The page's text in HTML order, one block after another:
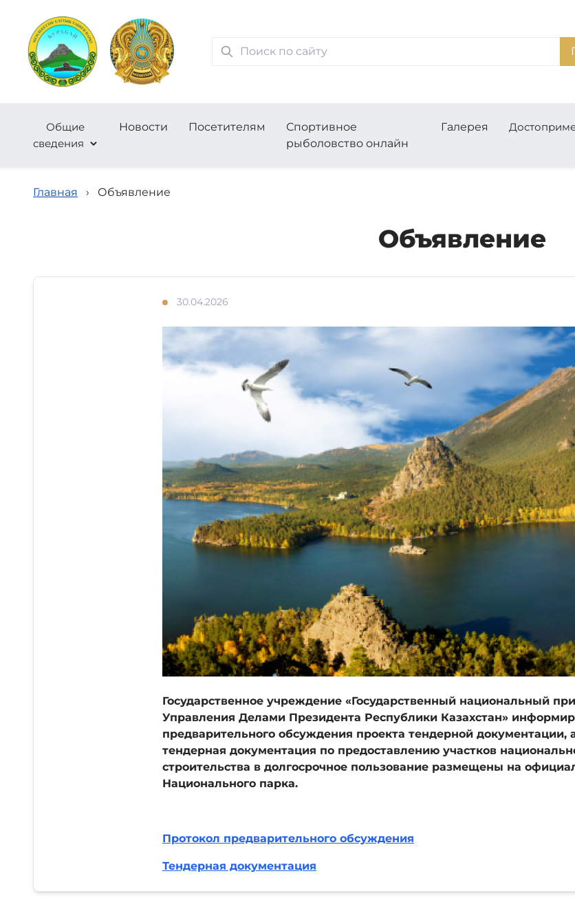
Общие
сведения
Новости Посетителям
Спортивное
рыболовство онлайн
Галерея
Главная › Объявление
Объявление
30.04.2026
Государственное учреждение «Государственный национальный
Управления Делами Президента Республики Казахстан»
предварительного обсуждения проекта тендерной документации,
тендерная документация по предоставлению участков
строительства в долгосрочное пользование размещены на
Национального парка.
Протокол предварительного обсуждения
Тендерная документация